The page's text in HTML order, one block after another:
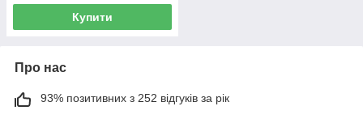
Купити
Про нас
93% позитивних з 252 відгуків за рік